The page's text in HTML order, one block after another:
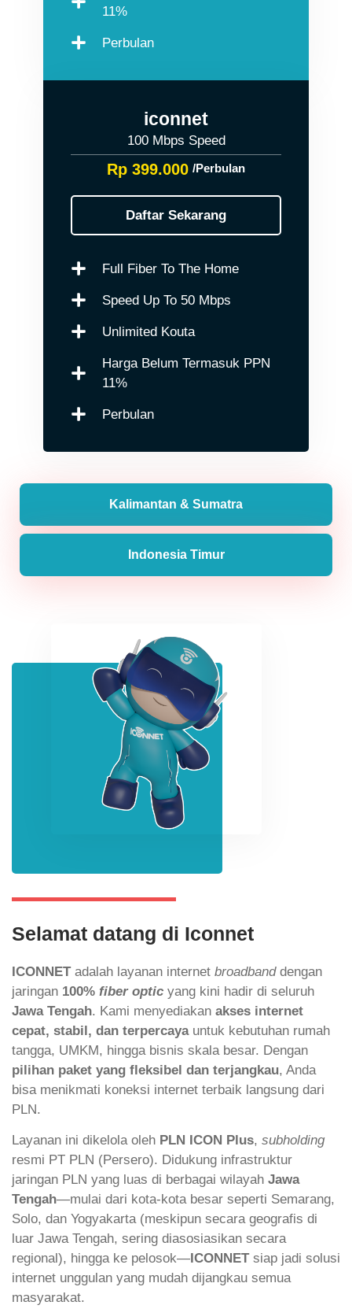
Kalimantan & Sumatra
Indonesia Timur
11%
Perbulan
iconnet
100 Mbps Speed
Rp 399.000 /Perbulan
Daftar Sekarang
Full Fiber To The Home
Speed Up To 50 Mbps
Unlimited Kouta
Harga Belum Termasuk PPN
11%
Perbulan
Selamat datang di Iconnet
ICONNETadalah layanan internet broadbanddengan
jaringan 100% fiber optic yang kini hadir di seluruh
Jawa Tengah. Kami menyediakan akses internet
cepat, stabil, dan terpercayauntuk kebutuhan rumah
tangga, UMKM, hingga bisnis skala besar. Dengan
pilihan paket yang fleksibel dan terjangkau, Anda
bisa menikmati koneksi internet terbaik langsung dari
PLN.
Layanan ini dikelola oleh PLN ICON Plus, subholding
resmi PT PLN (Persero). Didukung infrastruktur
jaringan PLN yang luas di berbagai wilayah Jawa
Tengah—mulai dari kota-kota besar seperti Semarang,
Solo, dan Yogyakarta (meskipun secara geografis di
luar Jawa Tengah, sering diasosiasikan secara
regional), hingga ke pelosok— ICONNETsiap jadi solusi
internet unggulan yang mudah dijangkau semua
masyarakat.